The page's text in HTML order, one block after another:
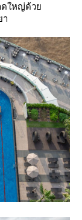
าดใหญ่ด้ว
า